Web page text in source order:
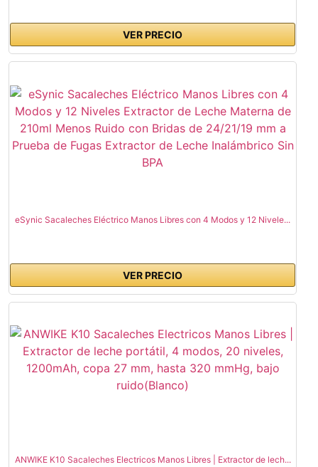
VER PRECIO
eSynic Sacaleches Eléctrico Manos Libres con 4 Modos y 12 Nivele...
VER PRECIO
ANWIKE K10 Sacaleches Electricos Manos Libres | Extractor de lech...